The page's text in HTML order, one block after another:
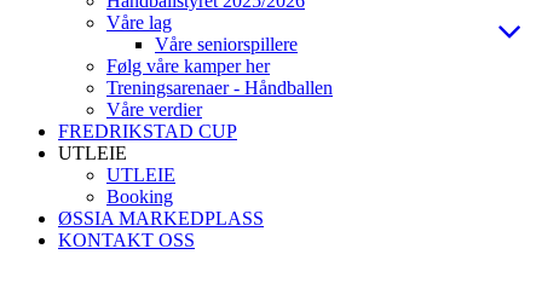
Våre lag
Våre seniorspillere
Følg våre kamper her
Treningsarenaer - Håndballen
Våre verdier
FREDRIKSTAD CUP
UTLEIE
UTLEIE
Booking
ØSSIA MARKEDPLASS
KONTAKT OSS